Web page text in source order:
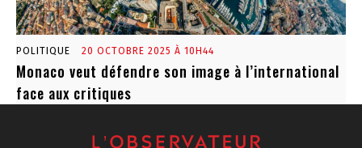
POLITIQUE 20 OCTOBRE 2025 À 10H44
Monaco veut défendre son image à l’international
face aux critiques